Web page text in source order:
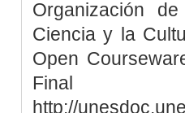
Organización
Ciencia y la
Open
Final
http://